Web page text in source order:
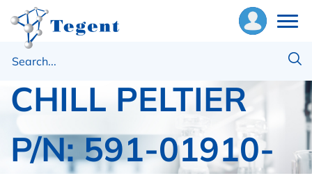
TUẦN HOÀN Hei-
CHILL PELTIER
P/N: 591-01910-